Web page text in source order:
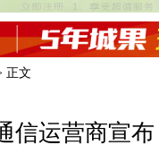
正文
信运营商宣